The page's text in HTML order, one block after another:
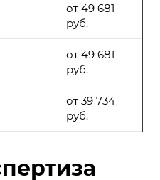
от 49 681
руб.
от 49 681
руб.
от 39 734
руб.